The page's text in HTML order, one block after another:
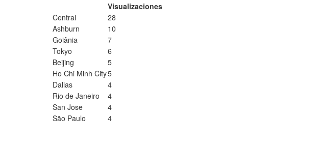
Visualizaciones
Central
28
Ashburn
10
Goiânia
7
Tokyo
6
Beijing
5
Ho Chi Minh City5
Dallas
4
Rio de Janeiro
4
San Jose
4
São Paulo
4